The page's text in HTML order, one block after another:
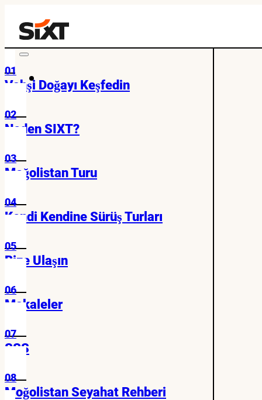
01
Vahşi Doğayı Keşfedin
02
Neden SIXT?
03
Moğolistan Turu
04
Kendi Kendine Sürüş Turları
05
Bize Ulaşın
06
Makaleler
07
SSS
08
Moğolistan Seyahat Rehberi